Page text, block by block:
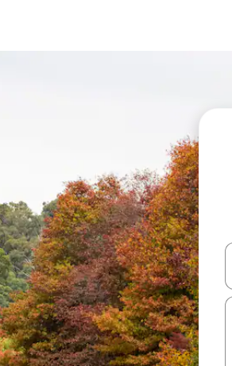
ולמטה או לעיין בעזרת תנועות מגע או החלקה.